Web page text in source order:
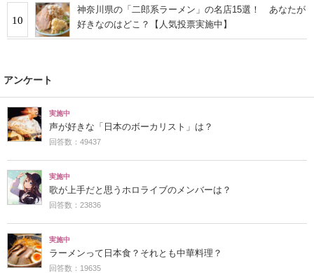
10
神奈川県の「二郎系ラーメン」の名店15選！ あなたが
好きなのはどこ？【人気投票実施中】
アンケート
実施中
声が好きな「日本のボーカリスト」は？
回答数：49437
実施中
歌が上手だと思うホロライブのメンバーは？
回答数：23836
実施中
ラーメンって日本食？それとも中華料理？
回答数：19635